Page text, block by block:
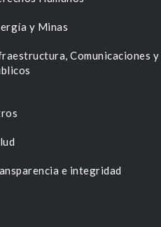
y Minas
Comunicaciones
e integridad